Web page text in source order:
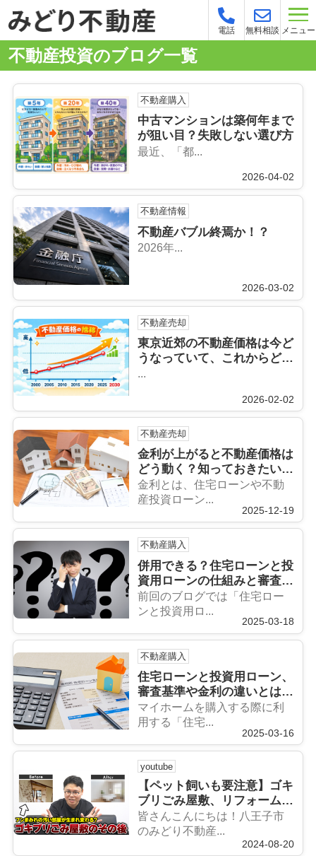
電話 無料相談 メニュー
不動産投資のブログ一覧
不動産購入
中古マンションは築何年まで
が狙い目？失敗しない選び方
最近、「都...
2026-04-02
不動産情報
不動産バブル終焉か！？
2026年...
2026-03-02
不動産売却
東京近郊の不動産価格は今ど
うなっていて、これからどう
なるの？
...
2026-02-02
不動産売却
金利が上がると不動産価格は
どう動く？知っておきたい市
場の変化
金利とは、住宅ローンや不動
産投資ローン...
2025-12-19
不動産購入
併用できる？住宅ローンと投
資用ローンの仕組みと審査の
ポイント
前回のブログでは「住宅ロー
ンと投資用ロ...
2025-03-18
不動産購入
住宅ローンと投資用ローン、
審査基準や金利の違いとは？
ローンの基礎知識
マイホームを購入する際に利
用する「住宅...
2025-03-16
youtube
【ペット飼いも要注意】ゴキ
ブリごみ屋敷、リフォームし
たら数百万吹っ飛びました…
皆さんこんにちは！八王子市
のみどり不動産...
2024-08-20